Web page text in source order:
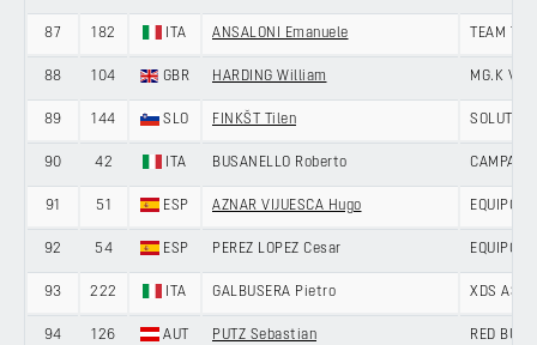
87 182 ITA ANSALONI Emanuele TEAM
88 104 GBR HARDING William MG.K VIS
89 144 SLO FINKŠT Tilen
90 42 ITA BUSANELLO Roberto
91 51 ESP AZNAR VIJUESCA Hugo EQUIPO
92 54 ESP PEREZ LOPEZ Cesar EQUIPO
93 222 ITA GALBUSERA Pietro XDS
94 126 AUT PUTZ Sebastian RED